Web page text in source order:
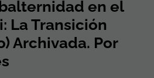
en el
La Transición
Archivada. Por